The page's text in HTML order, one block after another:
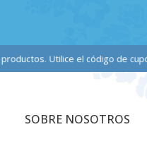
Utilice el código de
SOBRE NOSOTROS